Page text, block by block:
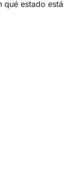
qué estado está